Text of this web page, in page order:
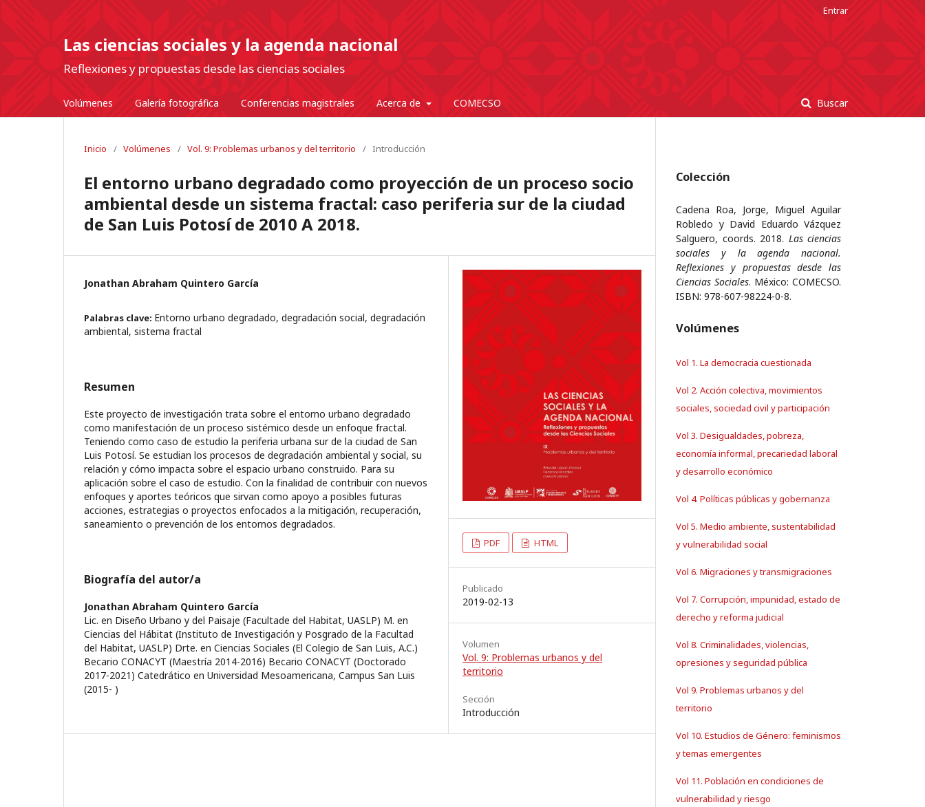
Las ciencias sociales y la agenda nacional
Reflexiones y propuestas desde las ciencias sociales
Volúmenes Galería fotográfica Conferencias magistrales Acerca de COMECSO Buscar
Entrar
Inicio / Volúmenes / Vol. 9: Problemas urbanos y del territorio / Introducción
El entorno urbano degradado como proyección de un proceso socio
ambiental desde un sistema fractal: caso periferia sur de la ciudad
de San Luis Potosí de 2010 A 2018.
Jonathan Abraham Quintero García
Palabras clave: Entorno urbano degradado, degradación social, degradación
ambiental, sistema fractal
Resumen
Este proyecto de investigación trata sobre el entorno urbano degradado
como manifestación de un proceso sistémico desde un enfoque fractal.
Teniendo como caso de estudio la periferia urbana sur de la ciudad de San
Luis Potosí. Se estudian los procesos de degradación ambiental y social, su
relación y cómo impacta sobre el espacio urbano construido. Para su
aplicación sobre el caso de estudio. Con la finalidad de contribuir con nuevos
enfoques y aportes teóricos que sirvan como apoyo a posibles futuras
acciones, estrategias o proyectos enfocados a la mitigación, recuperación,
saneamiento o prevención de los entornos degradados.
Biografía del autor/a
Jonathan Abraham Quintero García
Lic. en Diseño Urbano y del Paisaje (Facultade del Habitat, UASLP) M. en
Ciencias del Hábitat (Instituto de Investigación y Posgrado de la Facultad
del Habitat, UASLP) Drte. en Ciencias Sociales (El Colegio de San Luis, A.C.)
Becario CONACYT (Maestría 2014-2016) Becario CONACYT (Doctorado
2017-2021) Catedrático en Universidad Mesoamericana, Campus San Luis
(2015- )
PDF HTML
Publicado
2019-02-13
Volumen
Vol. 9: Problemas urbanos y del
territorio
Sección
Introducción
Colección
Cadena Roa, Jorge, Miguel Aguilar
Robledo y David Eduardo Vázquez
Salguero, coords. 2018. Las ciencias
sociales y la agenda nacional.
Reflexiones y propuestas desde las
Ciencias Sociales. México: COMECSO.
ISBN: 978-607-98224-0-8.
Volúmenes
Vol 1. La democracia cuestionada
Vol 2. Acción colectiva, movimientos
sociales, sociedad civil y participación
Vol 3. Desigualdades, pobreza,
economía informal, precariedad laboral
y desarrollo económico
Vol 4. Políticas públicas y gobernanza
Vol 5. Medio ambiente, sustentabilidad
y vulnerabilidad social
Vol 6. Migraciones y transmigraciones
Vol 7. Corrupción, impunidad, estado de
derecho y reforma judicial
Vol 8. Criminalidades, violencias,
opresiones y seguridad pública
Vol 9. Problemas urbanos y del
territorio
Vol 10. Estudios de Género: feminismos
y temas emergentes
Vol 11. Población en condiciones de
vulnerabilidad y riesgo